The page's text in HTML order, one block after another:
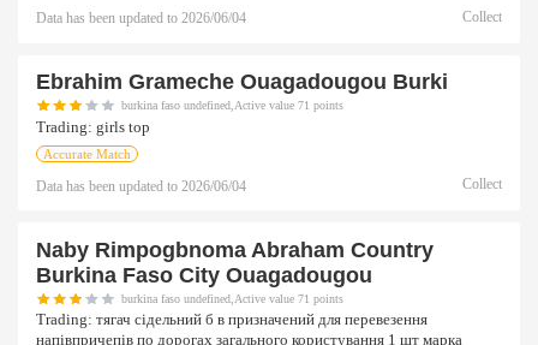
Data has been updated to 2026/06/04 Collect
Ebrahim Grameche Ouagadougou Burki
burkina faso undefined,Active value 71 points
Trading: girls top
Accurate Match
Data has been updated to 2026/06/04 Collect
Naby Rimpogbnoma Abraham Country
Burkina Faso City Ouagadougou
burkina faso undefined,Active value 71 points
Trading: тягач сідельний б в призначений для перевезення
напівпричепів по дорогах загального користування 1 шт марка